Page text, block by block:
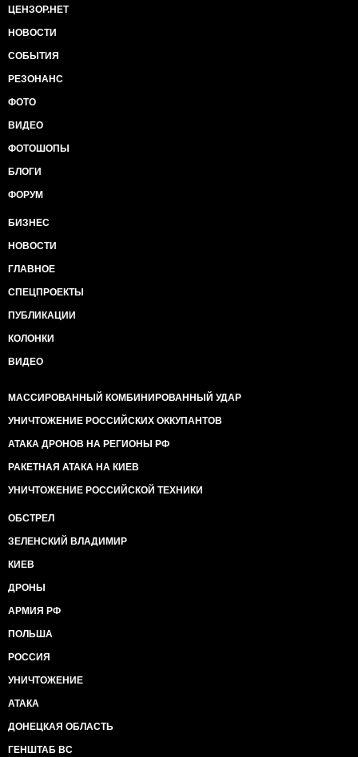
ЦЕНЗОР.НЕТ
НОВОСТИ
СОБЫТИЯ
РЕЗОНАНС
ФОТО
ВИДЕО
ФОТОШОПЫ
БЛОГИ
ФОРУМ
БИЗНЕС
НОВОСТИ
ГЛАВНОЕ
СПЕЦПРОЕКТЫ
ПУБЛИКАЦИИ
КОЛОНКИ
ВИДЕО
МАССИРОВАННЫЙ КОМБИНИРОВАННЫЙ УДАР
УНИЧТОЖЕНИЕ РОССИЙСКИХ ОККУПАНТОВ
АТАКА ДРОНОВ НА РЕГИОНЫ РФ
РАКЕТНАЯ АТАКА НА КИЕВ
УНИЧТОЖЕНИЕ РОССИЙСКОЙ ТЕХНИКИ
ОБСТРЕЛ
ЗЕЛЕНСКИЙ ВЛАДИМИР
КИЕВ
ДРОНЫ
АРМИЯ РФ
ПОЛЬША
РОССИЯ
УНИЧТОЖЕНИЕ
АТАКА
ДОНЕЦКАЯ ОБЛАСТЬ
ГЕНШТАБ ВС